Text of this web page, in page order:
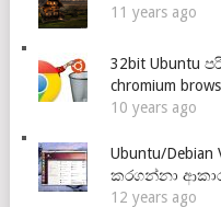
11 years ago
32bit Ubuntu
chromium
10 years ago
Ubuntu/Debian
කරගන්නා
12 years ago